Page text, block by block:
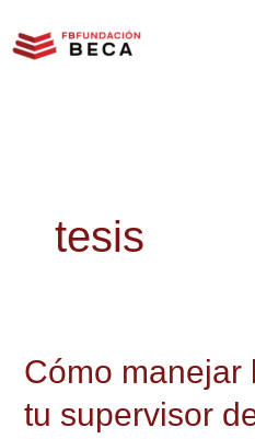
tesis
Cómo manejar
tu supervisor
Cómo
la